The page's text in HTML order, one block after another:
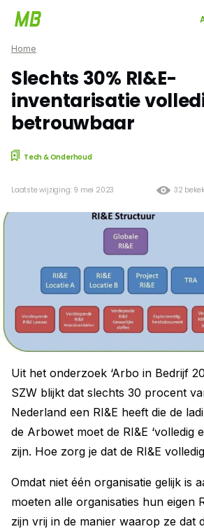
Home
Slechts 30% RI&E-
inventarisatie
betrouwbaar
Tech & Onderhoud
32
Laatste wijziging: 9 mei 2023
Uit het onderzoek ‘Arbo in Bedrijf
SZW blijkt dat slechts 30 procent
Nederland een RI&E heeft die de
de Arbowet moet de RI&E ‘volledig
zijn. Hoe zorg je dat de RI&E
Omdat niet één organisatie gelijk is
moeten alle organisaties hun eigen
zijn vrij in de manier waarop ze dat